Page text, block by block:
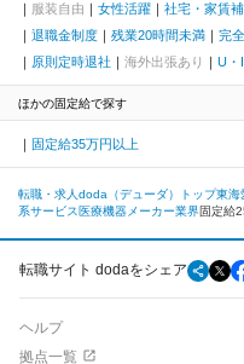
服装自由
女性活躍 社宅・家賃
退職金制度
残業20時間未満 完
原則定時退社
海外出張あり U・
ほかの固定給で探す
固定給35万円以上
転職・求人doda（デューダ）トップ東海
系サービス 医療機器メーカー業界固定給
転職サイト dodaをシェア
ヘルプ
拠点一覧